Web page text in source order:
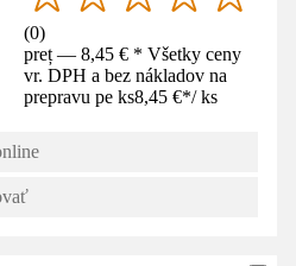
(0)
preț — 8,45 € * Všetky ceny
vr. DPH a bez nákladov na
prepravu pe ks8,45 €*/ ks